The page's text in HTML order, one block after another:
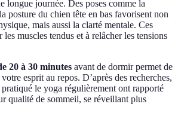
longue journée. Des poses comme la
posture du chien tête en bas favorisent non
mais aussi la clarté mentale. Ces
les muscles tendus et à relâcher les tensions
20 à 30 minutes avant de dormir permet de
esprit au repos. D’après des recherches,
le yoga régulièrement ont rapporté
qualité de sommeil, se réveillant plus